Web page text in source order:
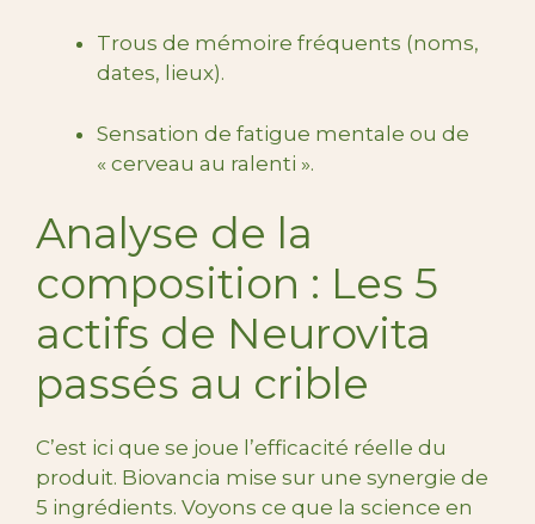
Trous de mémoire fréquents (noms,
dates, lieux).
Sensation de fatigue mentale ou de
« cerveau au ralenti ».
Analyse de la
composition : Les 5
actifs de Neurovita
passés au crible
C’est ici que se joue l’efficacité réelle du
produit. Biovancia mise sur une synergie de
5 ingrédients. Voyons ce que la science en